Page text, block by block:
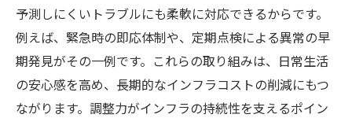
予測しにくいトラブルにも柔軟に対応できるからです。
例えば、緊急時の即応体制や、定期点検による異常の早
期発見がその一例です。これらの取り組みは、日常生活
の安心感を高め、長期的なインフラコストの削減にもつ
ながります。調整力がインフラの持続性を支えるポイン